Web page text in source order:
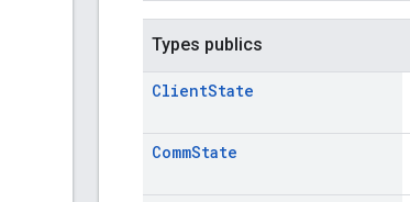
Types publics
ClientState
CommState